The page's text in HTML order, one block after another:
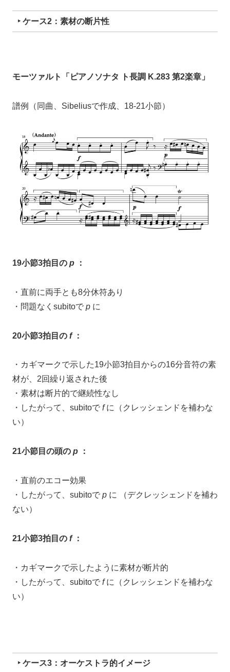
‣ ケース2：素材の断片性
モーツァルト「ピアノソナタ ト長調 K.283 第2楽章」
譜例（同曲、Sibeliusで作成、18-21小節）
19小節3拍 目の p ：
・直前に両手とも8分休符あり
・問題なくsubitoで p に
20小節3拍目の f ：
・カギマークで示した19小節3拍目からの16分音符の素
材が、2回繰り返された後
・素材は断片的で継続性なし
・したがって、subitoで fに（クレッシェンドを補わな
い）
21小節目の頭の p ：
・直前のエコー効果
・したがって、subitoで p に （デクレッシェンドを補わ
ない）
21小節3拍目の f ：
・カギマークで示したように素材が断片的
・したがって、subitoで fに（クレッシェンドを補わな
い）
‣ ケース3：オーケストラ的イメージ